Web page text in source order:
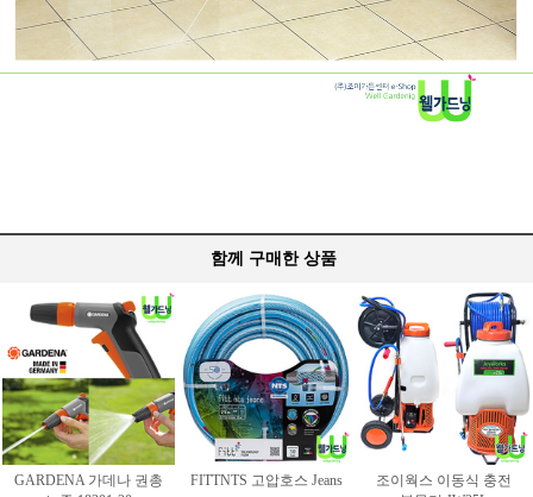
함께 구매한 상품
GARDENA 가데나 권총
FITTNTS 고압호스 Jeans
조이웍스 이동식 충전